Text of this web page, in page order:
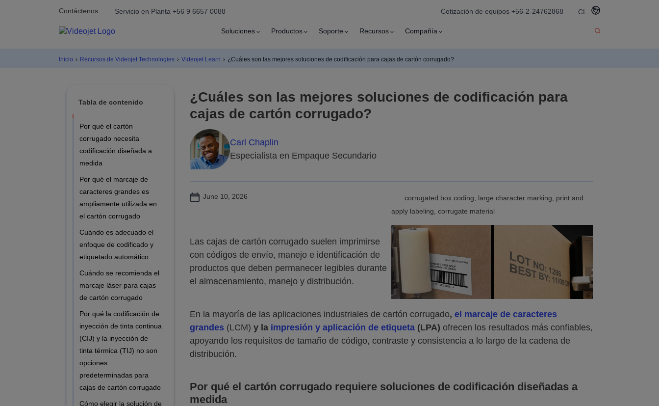
Contáctenos Servicio en Planta +56 9 6657 0088 Cotización de equipos +56-2-24762868 CL
Soluciones Productos Soporte Recursos Compañía
Inicio › Recursos de Videojet Technologies › Videojet Learn › ¿Cuáles son las mejores soluciones de codificación para cajas de cartón corrugado?
Tabla de contenido
Por qué el cartón
corrugado necesita
codificación diseñada a
medida
Por qué el marcaje de
caracteres grandes es
ampliamente utilizada en
el cartón corrugado
Cuándo es adecuado el
enfoque de codificado y
etiquetado automático
Cuándo se recomienda el
marcaje láser para cajas
de cartón corrugado
Por qué la codificación de
inyección de tinta continua
(CIJ) y la inyección de
tinta térmica (TIJ) no son
opciones
predeterminadas para
cajas de cartón corrugado
Cómo elegir la solución de
¿Cuáles son las mejores soluciones de codificación para
cajas de cartón corrugado?
Carl Chaplin
Especialista en Empaque Secundario
June 10, 2026
corrugated box coding, large character marking, print and
apply labeling, corrugate material
Las cajas de cartón corrugado suelen imprimirse
con códigos de envío, manejo e identificación de
productos que deben permanecer legibles durante
el almacenamiento, manejo y distribución.
En la mayoría de las aplicaciones industriales de cartón corrugado, el marcaje de caracteres
grandes (LCM) y la impresión y aplicación de etiqueta (LPA) ofrecen los resultados más confiables,
apoyando los requisitos de tamaño de código, contraste y consistencia a lo largo de la cadena de
distribución.
Por qué el cartón corrugado requiere soluciones de codificación diseñadas a
medida